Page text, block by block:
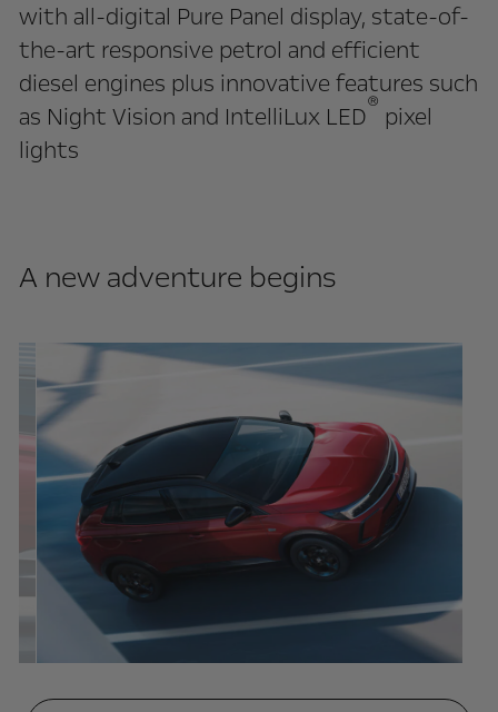
with all-digital Pure Panel display, state-of-
the-art responsive petrol and efficient
diesel engines plus innovative features such
as Night Vision and IntelliLux LED® pixel
lights
A new adventure begins